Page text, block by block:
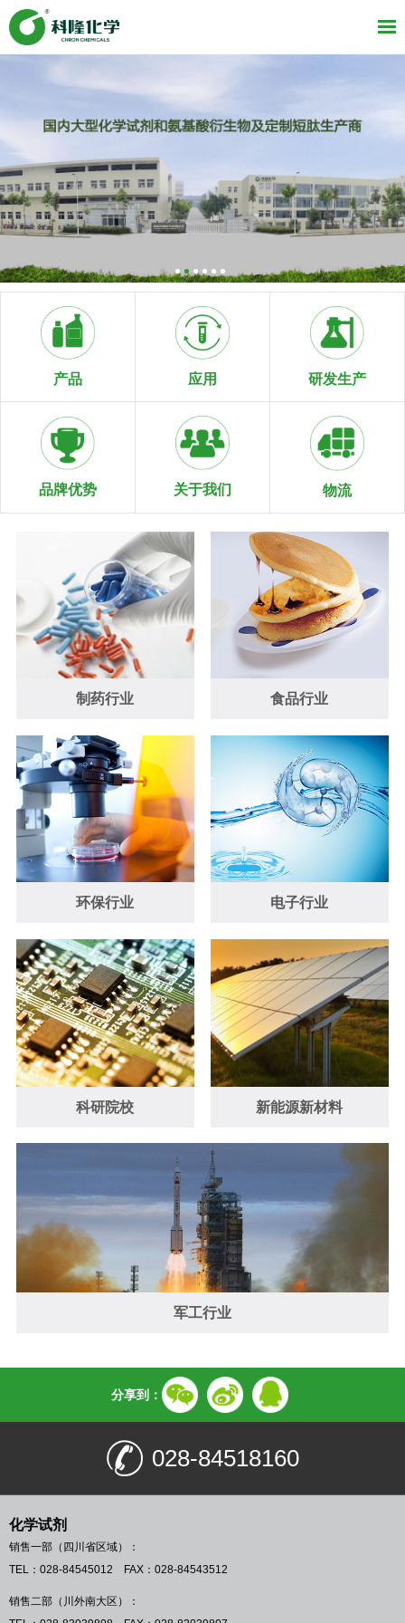
产品 应用 研发生产
品牌优势 关于我们 物流
制药行业 食品行业
环保行业 电子行业
科研院校 新能源新材料
军工行业
分享到：
028-84518160
化学试剂
销售一部（四川省区域）：
TEL：028-84545012 FAX：028-84543512
销售二部（川外南大区）：